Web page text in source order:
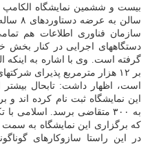
بیست و ششمین نمایشگاه الکامپ
سالن
سازمان فناوری اطلاعات هم
دستگاههای اجرایی در کنار بخش
گرفته است. وی با اشاره به اینکه
بر ۱۲ هزار مترمربع پذیرای
این نمایشگاه ثبت نام کرده اند و
به ۳۰۰ متقاضی برسد. اسلامی
که برگزاری این نمایشگاه به
در این راستا سازوکارهای